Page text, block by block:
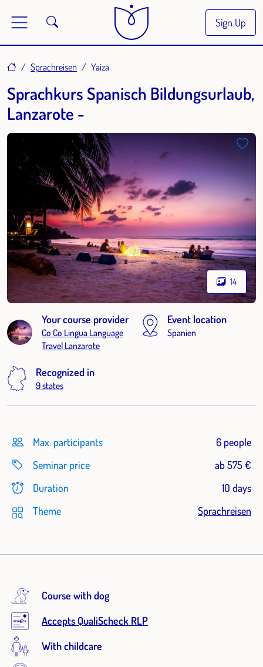
Sign Up
HomeSprachreisen Yaiza
Sprachkurs Spanisch Bildungsurlaub,
Lanzarote -
14
Your course provider
Co Co Lingua Language
Travel Lanzarote
Event location
Spanien
Recognized in
9 states
Max. participants
6 people
Seminar price
ab 575 €
Duration
10 days
Theme
Sprachreisen
Course with dog
Accepts QualiScheck RLP
With childcare